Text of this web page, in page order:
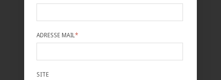
ADRESSE MAIL*
SITE